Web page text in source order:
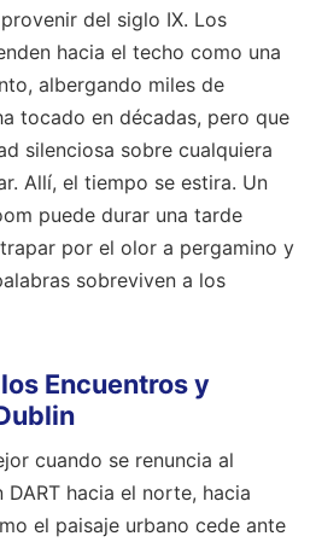
del siglo IX. Los
hacia el techo como una
albergando miles de
tocado en décadas, pero que
silenciosa sobre cualquiera
Allí, el tiempo se estira. Un
puede durar una tarde
por el olor a pergamino y
sobreviven a los
Encuentros y
cuando se renuncia al
hacia el norte, hacia
el paisaje urbano cede ante